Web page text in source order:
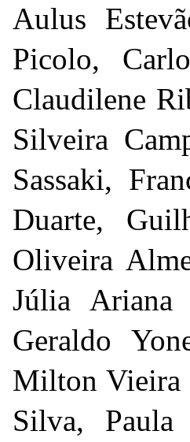
Aulus
Picolo,
Claudilene
Silveira
Sassaki,
Duarte,
Oliveira
Júlia Ariana
Geraldo
Milton Vieira
Silva,